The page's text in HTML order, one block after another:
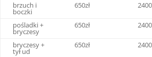
brzuch i
boczki
650zł
pośladki +
bryczesy
650zł
bryczesy +
tył ud
650zł